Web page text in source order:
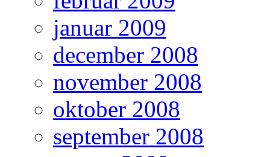
januar 2009
december 2008
november 2008
oktober 2008
september 2008